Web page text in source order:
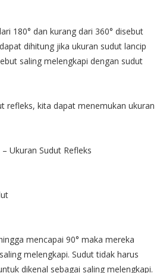
180° dan kurang dari 360° disebut
dihitung jika ukuran sudut lancip
saling melengkapi dengan sudut
refleks, kita dapat menemukan ukuran
Ukuran Sudut Refleks
mencapai 90° maka mereka
melengkapi. Sudut tidak harus
dikenal sebagai saling melengkapi.